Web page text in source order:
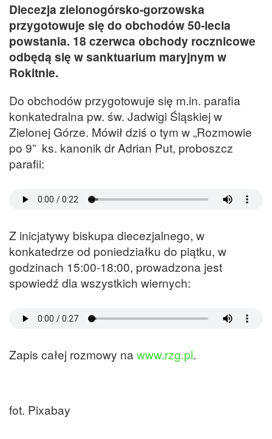
Diecezja zielonogórsko-gorzowska
przygotowuje się do obchodów 50-lecia
powstania. 18 czerwca obchody rocznicowe
odbędą się w sanktuarium maryjnym w
Rokitnie.
Do obchodów przygotowuje się m.in. parafia
konkatedralna pw. św. Jadwigi Śląskiej w
Zielonej Górze. Mówił dziś o tym w „Rozmowie
po 9” ks. kanonik dr Adrian Put, proboszcz
parafii:
Z inicjatywy biskupa diecezjalnego, w
konkatedrze od poniedziałku do piątku, w
godzinach 15:00-18:00, prowadzona jest
spowiedź dla wszystkich wiernych:
Zapis całej rozmowy nawww.rzg.pl.
fot. Pixabay